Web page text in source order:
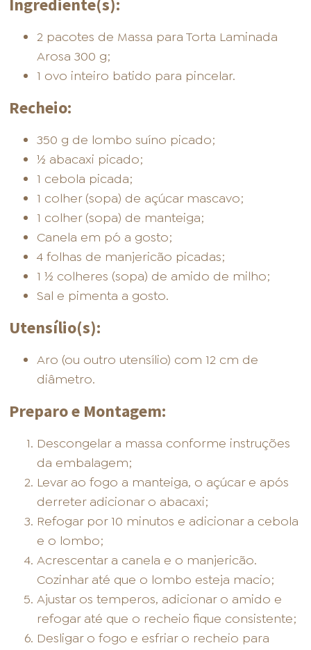
Ingrediente(s):
2 pacotes de Massa para Torta Laminada
Arosa 300 g;
1 ovo inteiro batido para pincelar.
Recheio:
350 g de lombo suíno picado;
½ abacaxi picado;
1 cebola picada;
1 colher (sopa) de açúcar mascavo;
1 colher (sopa) de manteiga;
Canela em pó a gosto;
4 folhas de manjericão picadas;
1 ½ colheres (sopa) de amido de milho;
Sal e pimenta a gosto.
Utensílio(s):
Aro (ou outro utensílio) com 12 cm de
diâmetro.
Preparo e Montagem:
Descongelar a massa conforme instruções
da embalagem;
Levar ao fogo a manteiga, o açúcar e após
derreter adicionar o abacaxi;
Refogar por 10 minutos e adicionar a cebola
e o lombo;
Acrescentar a canela e o manjericão.
Cozinhar até que o lombo esteja macio;
Ajustar os temperos, adicionar o amido e
refogar até que o recheio fique consistente;
Desligar o fogo e esfriar o recheio para